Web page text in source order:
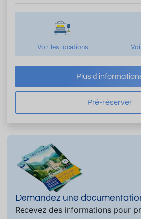
Voir les locations
Plus
Pré-réserver
Demandez une
Recevez des informations pour